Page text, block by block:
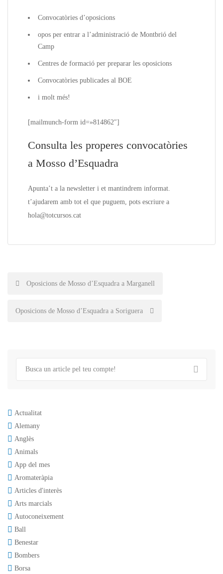
Convocatòries d’oposicions
opos per entrar a l’administració de Montbrió del
Camp
Centres de formació per preparar les oposicions
Convocatòries publicades al BOE
i molt més!
[mailmunch-form id=»814862″]
Consulta les properes convocatòries
a Mosso d’Esquadra
Apunta’t a la newsletter i et mantindrem informat.
t’ajudarem amb tot el que puguem, pots escriure a
hola@totcursos.cat
Post
navigation
Oposicions de Mosso d’Esquadra a Marganell
Oposicions de Mosso d’Esquadra a Soriguera
Actualitat
Alemany
Anglès
Animals
App del mes
Aromateràpia
Articles d'interès
Arts marcials
Autoconeixement
Ball
Benestar
Bombers
Borsa